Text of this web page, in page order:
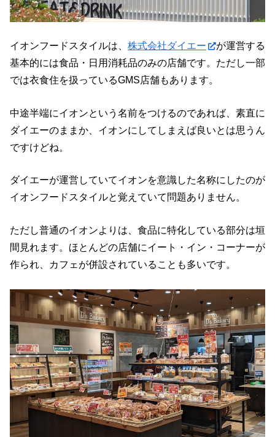
イオンフードスタイルは、 株式会社ダイエー
が運営する
基本的には食品・日用消耗品のみの店舗です。ただし一部
では衣食住を扱っているGMS店舗もあります。
中途半端にイオンという名前をつけるのであれば、素直に
ダイエーのままか、イオンにしてしまえば良いとは思うん
ですけどね。
ダイエーが運営していてイオンを意識した名称にしたのが
イオンフードスタイルと覚えていて問題ありません。
ただし普通のイオンよりは、食品に特化している部分は垣
間見れます。ほとんどの店舗にイート・イン・コーナーが
作られ、カフェが併設されていることも多いです。